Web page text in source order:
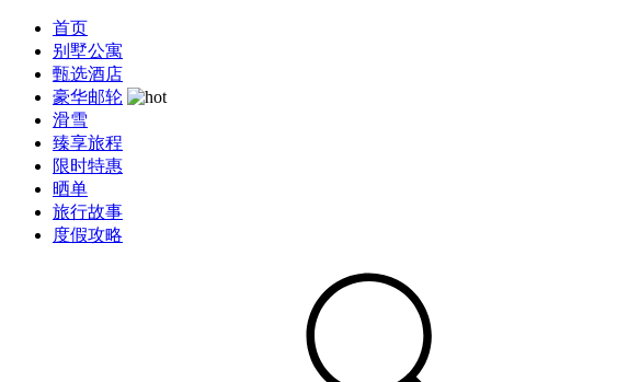
首页
别墅公寓
甄选酒店
豪华邮轮
滑雪
臻享旅程
限时特惠
晒单
旅行故事
度假攻略